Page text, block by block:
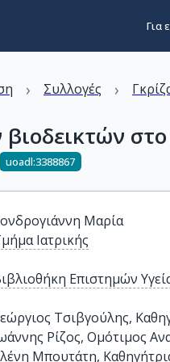
Για
› Συλλογές ›
στο
uoadl:3388867
Μαρία
Ιατρικής
Επιστημών
Τσιβγούλης,
Ρίζος, Ομότιμος
Μπουτάτη,